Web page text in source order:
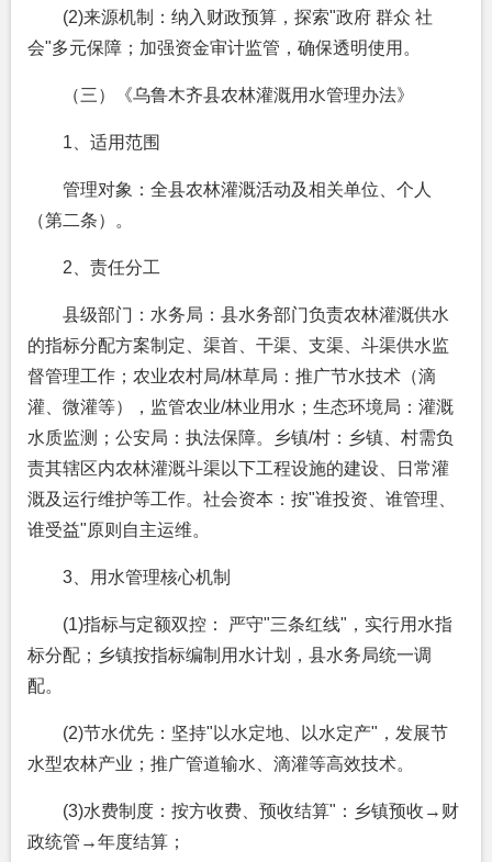
(2)来源机制：纳入财政预算，探索"政府 群众 社
会"多元保障；加强资金审计监管，确保透明使用。
（三）《乌鲁木齐县农林灌溉用水管理办法》
1、适用范围
管理对象：全县农林灌溉活动及相关单位、个人
（第二条）。
2、责任分工
县级部门：水务局：县水务部门负责农林灌溉供水
的指标分配方案制定、渠首、干渠、支渠、斗渠供水监
督管理工作；农业农村局/林草局：推广节水技术（滴
灌、微灌等），监管农业/林业用水；生态环境局：灌溉
水质监测；公安局：执法保障。乡镇/村：乡镇、村需负
责其辖区内农林灌溉斗渠以下工程设施的建设、日常灌
溉及运行维护等工作。社会资本：按"谁投资、谁管理、
谁受益"原则自主运维。
3、用水管理核心机制
(1)指标与定额双控： 严守"三条红线"，实行用水指
标分配；乡镇按指标编制用水计划，县水务局统一调
配。
(2)节水优先：坚持"以水定地、以水定产"，发展节
水型农林产业；推广管道输水、滴灌等高效技术。
(3)水费制度：按方收费、预收结算"：乡镇预收→财
政统管→年度结算；